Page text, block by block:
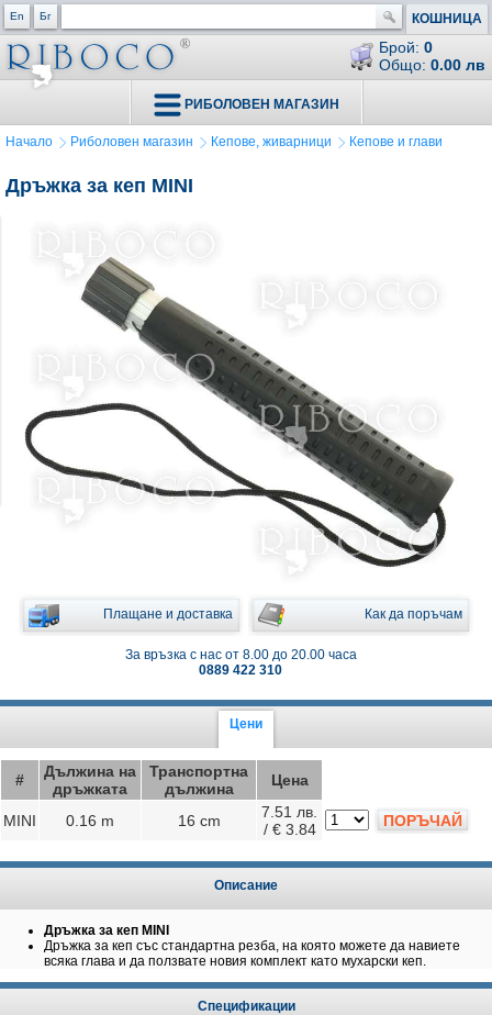
En Бг КОШНИЦА
Брой: 0
Общо: 0.00 лв
РИБОЛОВЕН МАГАЗИН
Начало Риболовен магазин Кепове, живарници Кепове и глави
Дръжка за кеп MINI
Плащане и доставка Как да поръчам
За връзка с нас от 8.00 до 20.00 часа
0889 422 310
Цени
#
Дължина на
дръжката
Транспортна
дължина
Цена
MINI 0.16 m 16 cm
7.51 лв.
/ € 3.84
ПОРЪЧАЙ
Описание
Дръжка за кеп MINI
Дръжка за кеп със стандартна резба, на която можете да навиете
всяка глава и да ползвате новия комплект като мухарски кеп.
Спецификации